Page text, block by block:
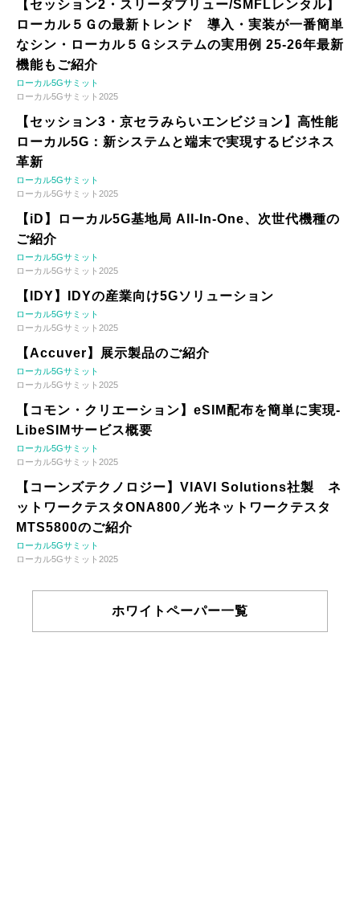
【セッション2・スリーダブリュー/SMFLレンタル】
ローカル５Ｇの最新トレンド 導入・実装が一番簡単
なシン・ローカル５Ｇシステムの実用例 25-26年最新
機能もご紹介
ローカル5Gサミット
ローカル5Gサミット2025
【セッション3・京セラみらいエンビジョン】高性能
ローカル5G：新システムと端末で実現するビジネス
革新
ローカル5Gサミット
ローカル5Gサミット2025
【iD】ローカル5G基地局 All-In-One、次世代機種の
ご紹介
ローカル5Gサミット
ローカル5Gサミット2025
【IDY】IDYの産業向け5Gソリューション
ローカル5Gサミット
ローカル5Gサミット2025
【Accuver】展示製品のご紹介
ローカル5Gサミット
ローカル5Gサミット2025
【コモン・クリエーション】eSIM配布を簡単に実現-
LibeSIMサービス概要
ローカル5Gサミット
ローカル5Gサミット2025
【コーンズテクノロジー】VIAVI Solutions社製 ネ
ットワークテスタONA800／光ネットワークテスタ
MTS5800のご紹介
ローカル5Gサミット
ローカル5Gサミット2025
ホワイトペーパー一覧